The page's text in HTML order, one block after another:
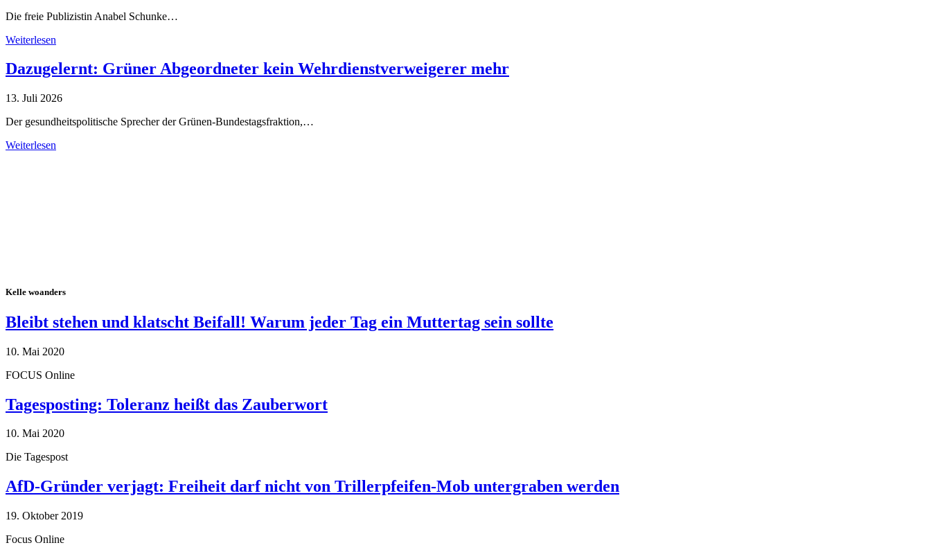
Die freie Publizistin Anabel Schunke…
Weiterlesen
Dazugelernt: Grüner Abgeordneter kein Wehrdienstverweigerer mehr
13. Juli 2026
Der gesundheitspolitische Sprecher der Grünen-Bundestagsfraktion,…
Weiterlesen
Kelle woanders
Bleibt stehen und klatscht Beifall! Warum jeder Tag ein Muttertag sein sollte
10. Mai 2020
FOCUS Online
Tagesposting: Toleranz heißt das Zauberwort
10. Mai 2020
Die Tagespost
AfD-Gründer verjagt: Freiheit darf nicht von Trillerpfeifen-Mob untergraben werden
19. Oktober 2019
Focus Online